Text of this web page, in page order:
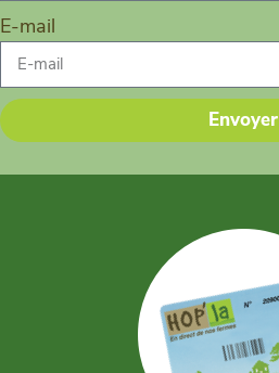
E-mail
Envoyer